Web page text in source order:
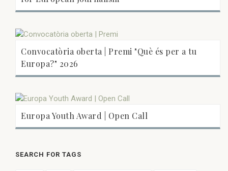
Convocatòria oberta | Premi "Què és per a tu
Europa?" 2026
Europa Youth Award | Open Call
SEARCH FOR TAGS